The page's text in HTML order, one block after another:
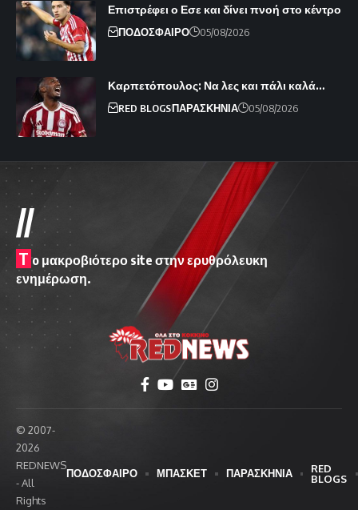
Επιστρέφει ο Εσε και δίνει πνοή στο κέντρο
ΠΟΔΟΣΦΑΙΡΟ 05/08/2026
Καρπετόπουλος: Να λες και πάλι καλά…
RED BLOGSΠΑΡΑΣΚΗΝΙΑ 05/08/2026
//
T o μακροβιότερο site στην ερυθρόλευκη
ενημέρωση.
© 2007-
2026
REDNEWS
- All
Rights
ΠΟΔΟΣΦΑΙΡΟ ΜΠΑΣΚΕΤ ΠΑΡΑΣΚΗΝΙΑ
RED
BLOGS